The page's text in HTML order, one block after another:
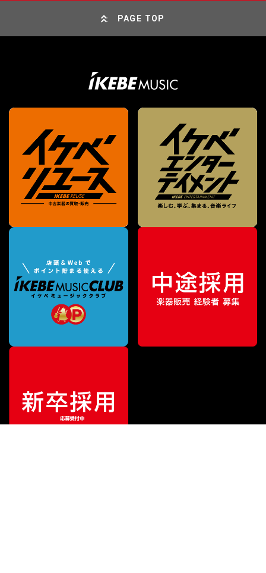
販売価格¥253,000 （税込）
PAGE TOP